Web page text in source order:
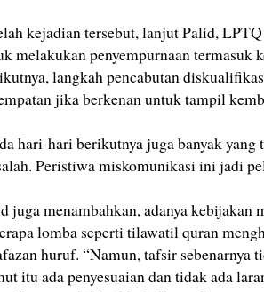
kejadian tersebut, lanjut Palid,
melakukan penyempurnaan termasuk
langkah pencabutan
jika berkenan untuk tampil
hari-hari berikutnya juga banyak
Peristiwa miskomunikasi ini jadi
juga menambahkan, adanya kebijakan
lomba seperti tilawatil quran
huruf. “Namun, tafsir
itu ada penyesuaian dan tidak ada